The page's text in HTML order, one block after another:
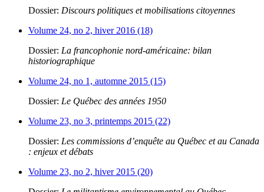
Dossier: Discours politiques et mobilisations citoyennes
Volume 24, no 2, hiver 2016 (18)
Dossier: La francophonie nord-américaine: bilan
historiographique
Volume 24, no 1, automne 2015 (15)
Dossier: Le Québec des années 1950
Volume 23, no 3, printemps 2015 (22)
Dossier: Les commissions d’enquête au Québec et au Canada
: enjeux et débats
Volume 23, no 2, hiver 2015 (20)